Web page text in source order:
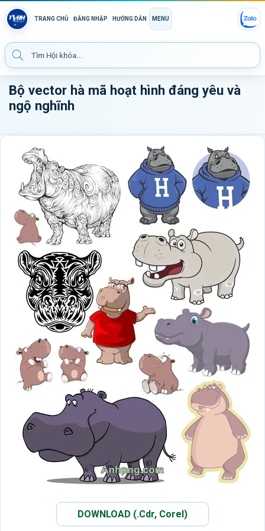
TRANG CHỦ ĐĂNG NHẬP HƯỚNG DẪN MENU
Bộ vector hà mã hoạt hình đáng yêu và
ngộ nghĩnh
DOWNLOAD (.Cdr, Corel)